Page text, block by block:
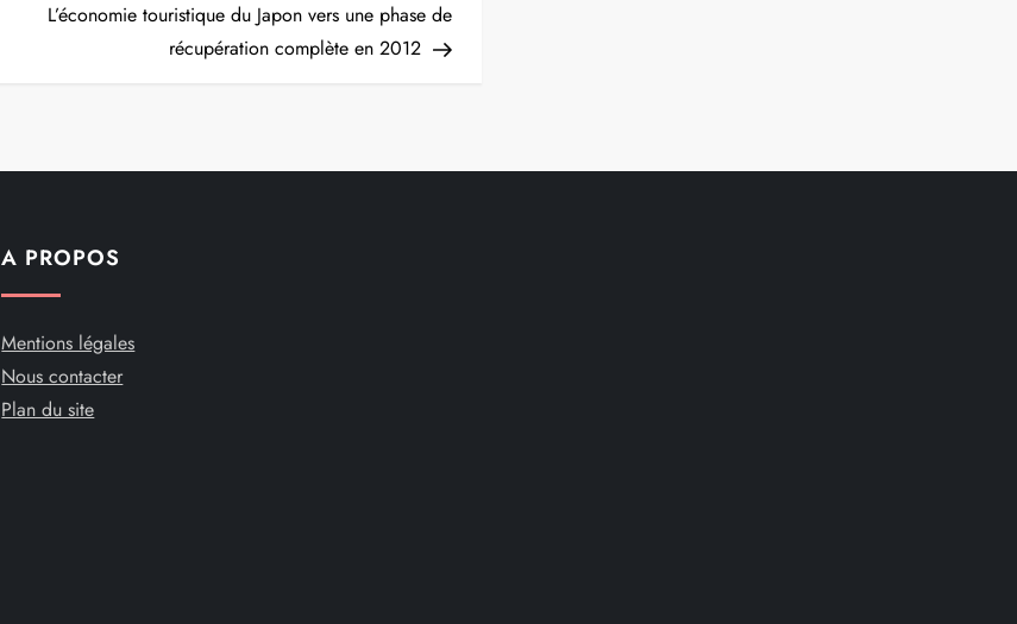
Post
L’économie touristique du Japon vers une phase de
récupération complète en 2012
A PROPOS
Mentions légales
Nous contacter
Plan du site